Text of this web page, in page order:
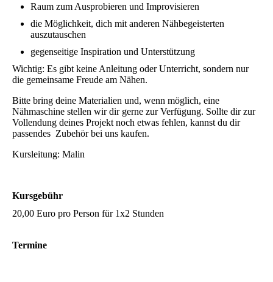
Raum zum Ausprobieren und Improvisieren
die Möglichkeit, dich mit anderen Nähbegeisterten
auszutauschen
gegenseitige Inspiration und Unterstützung
Wichtig: Es gibt keine Anleitung oder Unterricht, sondern nur
die gemeinsame Freude am Nähen.
Bitte bring deine Materialien und, wenn möglich, eine
Nähmaschine stellen wir dir gerne zur Verfügung. Sollte dir zur
Vollendung deines Projekt noch etwas fehlen, kannst du dir
passendes Zubehör bei uns kaufen.
Kursleitung: Malin
Kursgebühr
20,00 Euro pro Person für 1x2 Stunden
Termine